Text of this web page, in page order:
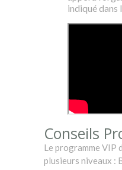
indiqué dans
Conseils
Le programme VIP
plusieurs niveaux :